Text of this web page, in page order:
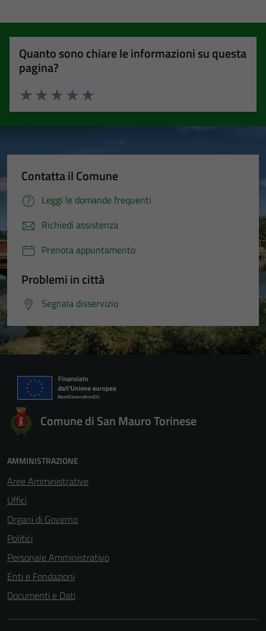
Quanto sono chiare le informazioni su questa
pagina?
Valuta 5 stelle su 5
Valuta 4 stelle su 5
Valuta 3 stelle su 5
Valuta 2 stelle su 5
Valuta 1 stelle su 5
Contatta il Comune
Leggi le domande frequenti
Richiedi assistenza
Prenota appuntamento
Problemi in città
Segnala disservizio
Comune di San Mauro Torinese
AMMINISTRAZIONE
Aree Amministrative
Uffici
Organi di Governo
Politici
Personale Amministrativo
Enti e Fondazioni
Documenti e Dati